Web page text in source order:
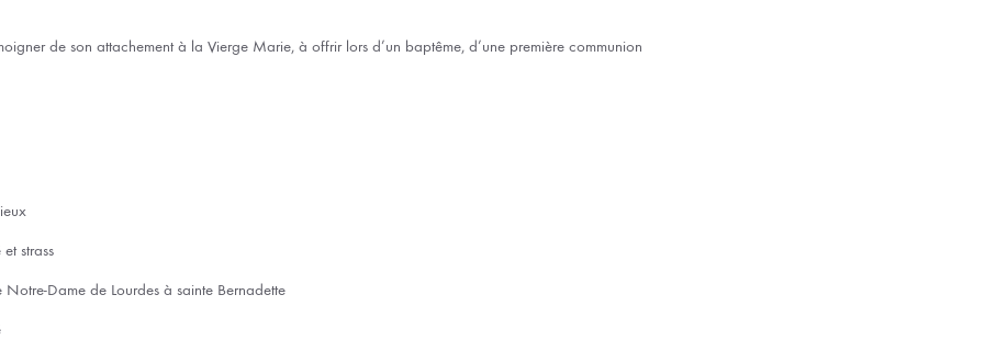
de son attachement à la Vierge Marie, à offrir lors d’un baptême, d’une première communion
strass
Dame de Lourdes à sainte Bernadette